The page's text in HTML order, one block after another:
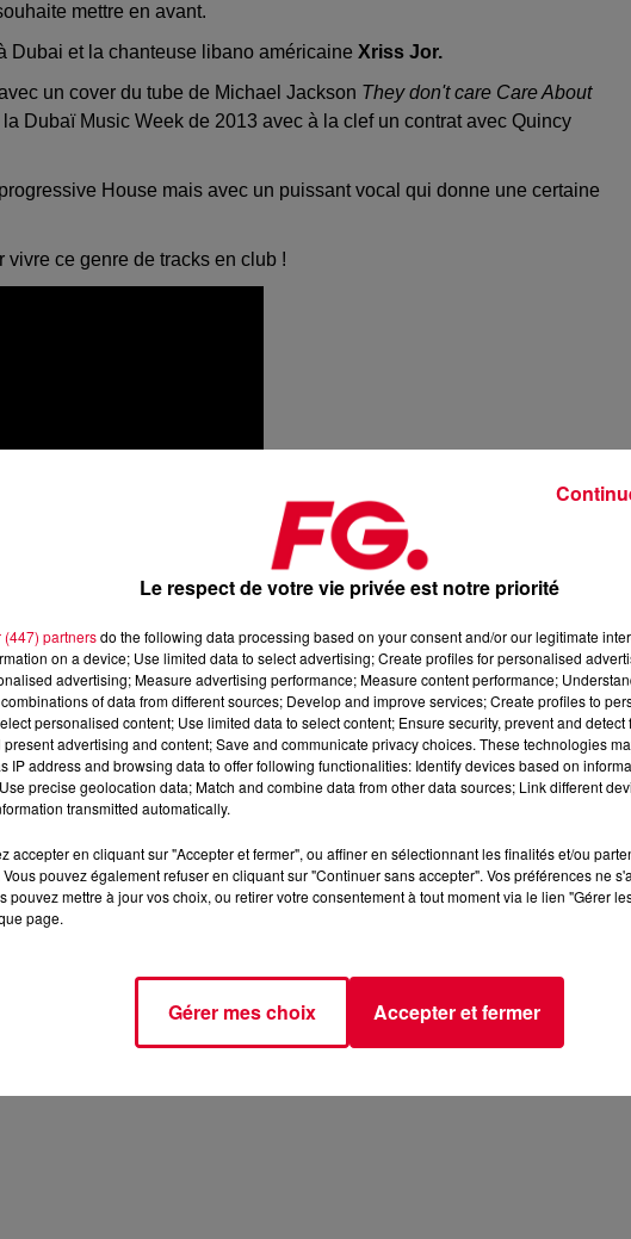
mettre en avant.
Dubai et la chanteuse libano américaine Xriss Jor.
un cover du tube de Michael Jackson They don't care Care About
Dubaï Music Week de 2013 avec à la clef un contrat avec Quincy
House mais avec un puissant vocal qui donne une certaine
ce genre de tracks en club !
Le respect de votre vie privée est notre priorité
(447) partnersdo the following data processing based on your consent and/or our legitimate
on a device; Use limited data to select advertising; Create profiles for personalised
advertising; Measure advertising performance; Measure content performance;
of data from different sources; Develop and improve services; Create profiles to
personalised content; Use limited data to select content; Ensure security, prevent and detect
present advertising and content; Save and communicate privacy choices. These technologies
IP address and browsing data to offer following functionalities: Identify devices based on
precise geolocation data; Match and combine data from other data sources; Link different
transmitted automatically.
accepter en cliquant sur "Accepter et fermer", ou affiner en sélectionnant les finalités et/ou
pouvez également refuser en cliquant sur "Continuer sans accepter". Vos préférences ne
pouvez mettre à jour vos choix, ou retirer votre consentement à tout moment via le lien "Gérer
page.
Gérer mes choix Accepter et fermer